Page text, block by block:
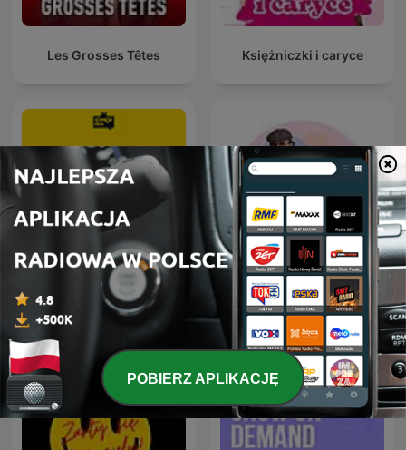
Les Grosses Têtes Księżniczki i caryce
Анекдоты Игоря
Маменко
MÓWI SIĘ
POBIERZ APLIKACJĘ